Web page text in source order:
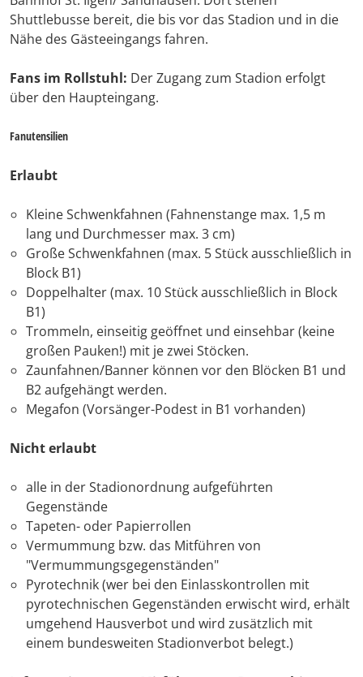
Shuttlebusse bereit, die bis vor das Stadion und in die
Nähe des Gästeeingangs fahren.
Fans im Rollstuhl: Der Zugang zum Stadion erfolgt
über den Haupteingang.
Fanutensilien
Erlaubt
Kleine Schwenkfahnen (Fahnenstange max. 1,5 m
lang und Durchmesser max. 3 cm)
Große Schwenkfahnen (max. 5 Stück ausschließlich in
Block B1)
Doppelhalter (max. 10 Stück ausschließlich in Block
B1)
Trommeln, einseitig geöffnet und einsehbar (keine
großen Pauken!) mit je zwei Stöcken.
Zaunfahnen/Banner können vor den Blöcken B1 und
B2 aufgehängt werden.
Megafon (Vorsänger-Podest in B1 vorhanden)
Nicht erlaubt
alle in der Stadionordnung aufgeführten
Gegenstände
Tapeten- oder Papierrollen
Vermummung bzw. das Mitführen von
"Vermummungsgegenständen"
Pyrotechnik (wer bei den Einlasskontrollen mit
pyrotechnischen Gegenständen erwischt wird, erhält
umgehend Hausverbot und wird zusätzlich mit
einem bundesweiten Stadionverbot belegt.)